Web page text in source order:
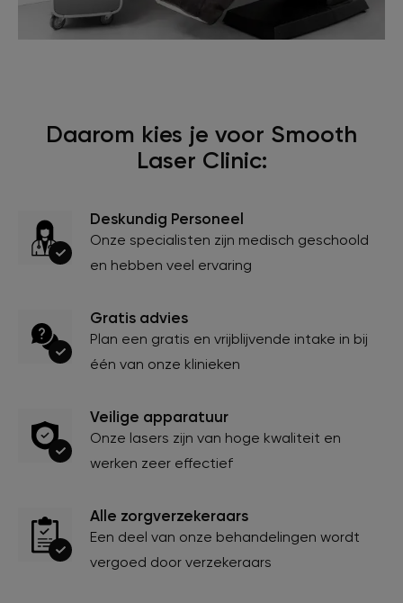
Daarom kies je voor Smooth
Laser Clinic:
Deskundig Personeel
Onze specialisten zijn medisch geschoold
en hebben veel ervaring
Gratis advies
Plan een gratis en vrijblijvende intake in bij
één van onze klinieken
Veilige apparatuur
Onze lasers zijn van hoge kwaliteit en
werken zeer effectief
Alle zorgverzekeraars
Een deel van onze behandelingen wordt
vergoed door verzekeraars